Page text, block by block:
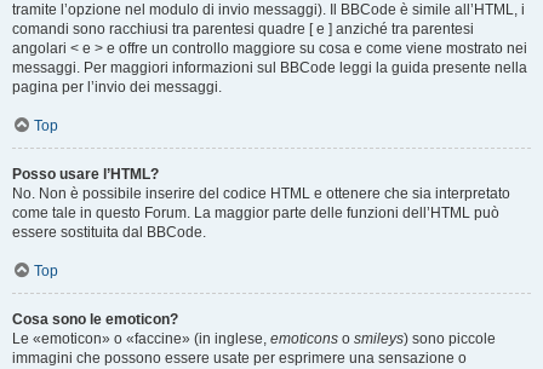
tramite l’opzione nel modulo di invio messaggi). Il BBCode è simile all’HTML, i
comandi sono racchiusi tra parentesi quadre [ e ] anziché tra parentesi
angolari < e > e offre un controllo maggiore su cosa e come viene mostrato nei
messaggi. Per maggiori informazioni sul BBCode leggi la guida presente nella
pagina per l’invio dei messaggi.
Top
Posso usare l’HTML?
No. Non è possibile inserire del codice HTML e ottenere che sia interpretato
come tale in questo Forum. La maggior parte delle funzioni dell’HTML può
essere sostituita dal BBCode.
Top
Cosa sono le emoticon?
Le «emoticon» o «faccine» (in inglese, emoticons o smileys) sono piccole
immagini che possono essere usate per esprimere una sensazione o